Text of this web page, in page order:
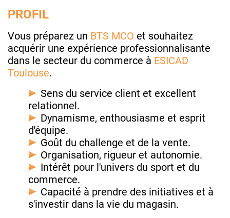
PROFIL
Vous préparez un BTS MCO et souhaitez
acquérir une expérience professionnalisante
dans le secteur du commerce à ESICAD
Toulouse.
Sens du service client et excellent
relationnel.
Dynamisme, enthousiasme et esprit
d'équipe.
Goût du challenge et de la vente.
Organisation, rigueur et autonomie.
Intérêt pour l'univers du sport et du
commerce.
Capacité à prendre des initiatives et à
s'investir dans la vie du magasin.